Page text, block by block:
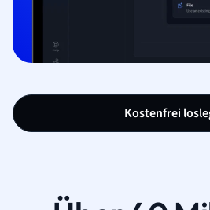
Kostenfrei